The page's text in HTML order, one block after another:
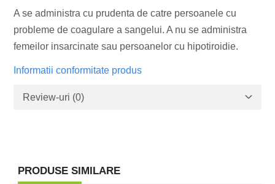
A se administra cu prudenta de catre persoanele cu
probleme de coagulare a sangelui. A nu se administra
femeilor insarcinate sau persoanelor cu hipotiroidie.
Informatii conformitate produs
Review-uri (0)
PRODUSE SIMILARE